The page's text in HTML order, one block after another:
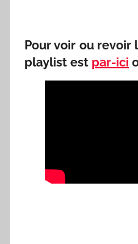
Pour voir ou revoir
playlist est par-ici